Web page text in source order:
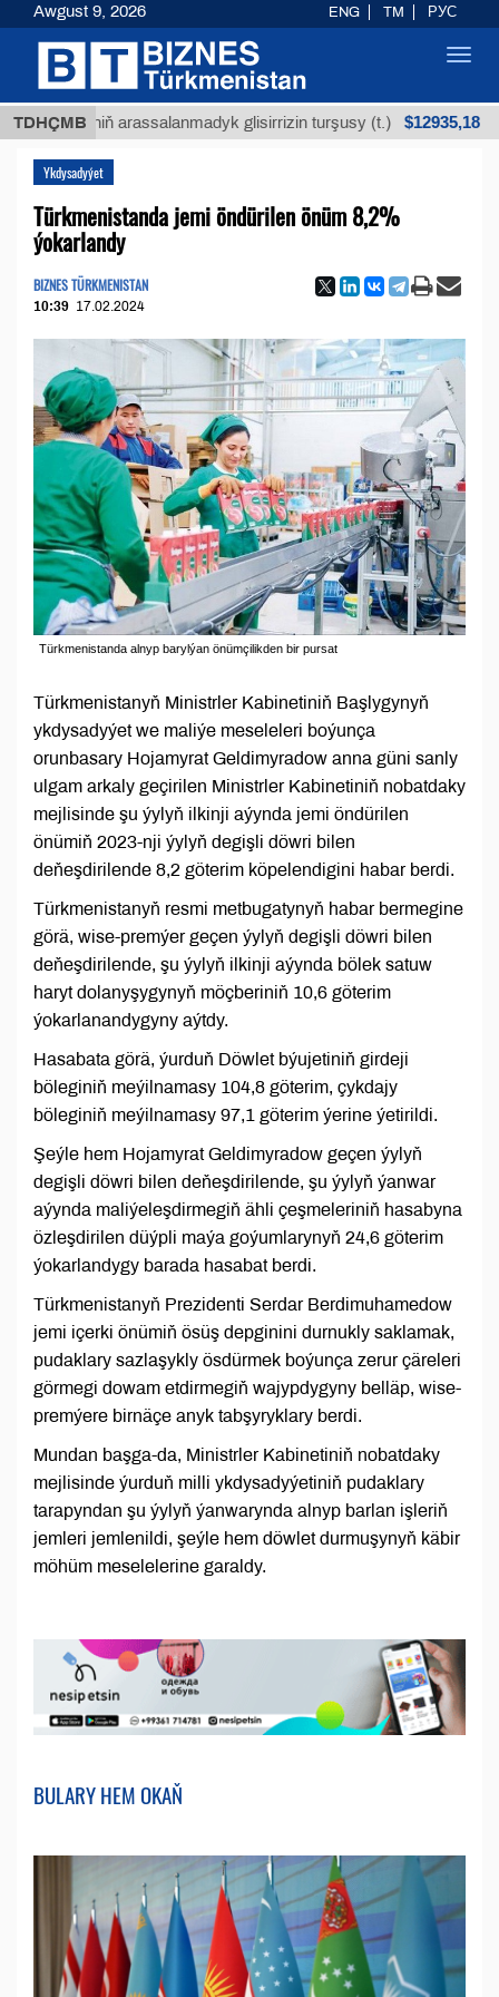
TDHÇMBarassalanmadyk glisirrizin turşusy (t.) $12935,18
Ykdysadyýet
Türkmenistanda jemi öndürilen önüm 8,2%
ýokarlandy
BIZNES TÜRKMENISTAN
10:39 17.02.2024
Türkmenistanda alnyp barylýan önümçilikden bir pursat
Türkmenistanyň Ministrler Kabinetiniň Başlygynyň
ykdysadyýet we maliýe meseleleri boýunça
orunbasary Hojamyrat Geldimyradow anna güni sanly
ulgam arkaly geçirilen Ministrler Kabinetiniň nobatdaky
mejlisinde şu ýylyň ilkinji aýynda jemi öndürilen
önümiň 2023-nji ýylyň degişli döwri bilen
deňeşdirilende 8,2 göterim köpelendigini habar berdi.
Türkmenistanyň resmi metbugatynyň habar bermegine
görä, wise-premýer geçen ýylyň degişli döwri bilen
deňeşdirilende, şu ýylyň ilkinji aýynda bölek satuw
haryt dolanyşygynyň möçberiniň 10,6 göterim
ýokarlanandygyny aýtdy.
Hasabata görä, ýurduň Döwlet býujetiniň girdeji
böleginiň meýilnamasy 104,8 göterim, çykdajy
böleginiň meýilnamasy 97,1 göterim ýerine ýetirildi.
Şeýle hem Hojamyrat Geldimyradow geçen ýylyň
degişli döwri bilen deňeşdirilende, şu ýylyň ýanwar
aýynda maliýeleşdirmegiň ähli çeşmeleriniň hasabyna
özleşdirilen düýpli maýa goýumlarynyň 24,6 göterim
ýokarlandygy barada hasabat berdi.
Türkmenistanyň Prezidenti Serdar Berdimuhamedow
jemi içerki önümiň ösüş depginini durnukly saklamak,
pudaklary sazlaşykly ösdürmek boýunça zerur çäreleri
görmegi dowam etdirmegiň wajypdygyny belläp, wise-
premýere birnäçe anyk tabşyryklary berdi.
Mundan başga-da, Ministrler Kabinetiniň nobatdaky
mejlisinde ýurduň milli ykdysadyýetiniň pudaklary
tarapyndan şu ýylyň ýanwarynda alnyp barlan işleriň
jemleri jemlenildi, şeýle hem döwlet durmuşynyň käbir
möhüm meselelerine garaldy.
BULARY HEM OKAŇ
Awgust 9, 2026 ENG TM РУС